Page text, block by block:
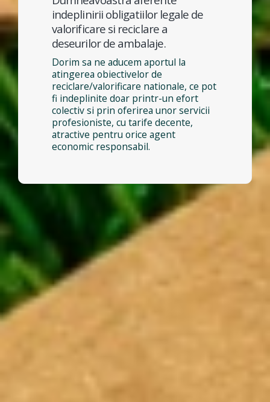
indeplinirii obligatiilor legale de
valorificare si reciclare a
deseurilor de ambalaje.
Dorim sa ne aducem aportul la
atingerea obiectivelor de
reciclare/valorificare nationale, ce pot
fi indeplinite doar printr-un efort
colectiv si prin oferirea unor servicii
profesioniste, cu tarife decente,
atractive pentru orice agent
economic responsabil.